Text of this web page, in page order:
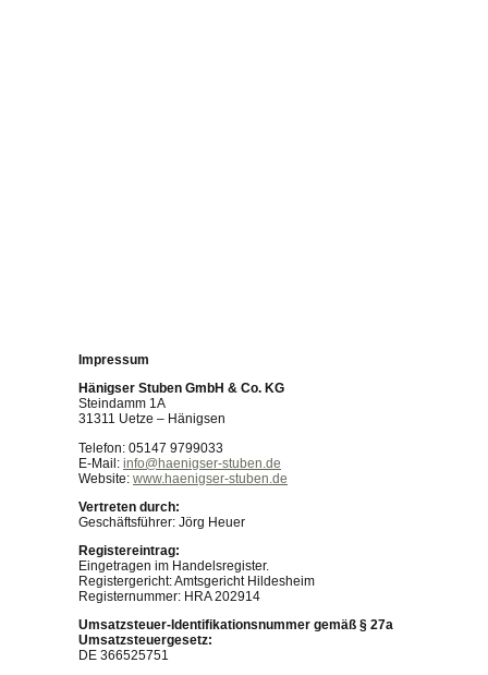
Impressum
Hänigser Stuben GmbH & Co. KG
Steindamm 1A
31311 Uetze – Hänigsen
Telefon: 05147 9799033
E-Mail: info@haenigser-stuben.de
Website: www.haenigser-stuben.de
Vertreten durch:
Geschäftsführer: Jörg Heuer
Registereintrag:
Eingetragen im Handelsregister.
Registergericht: Amtsgericht Hildesheim
Registernummer: HRA 202914
Umsatzsteuer-Identifikationsnummer gemäß § 27a
Umsatzsteuergesetz:
DE 366525751